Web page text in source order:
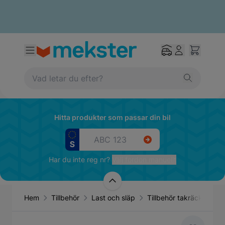
Hitta produkter som passar din bil
Har du inte reg nr?
Hem Tillbehör Last och släp Tillbehör takräcken